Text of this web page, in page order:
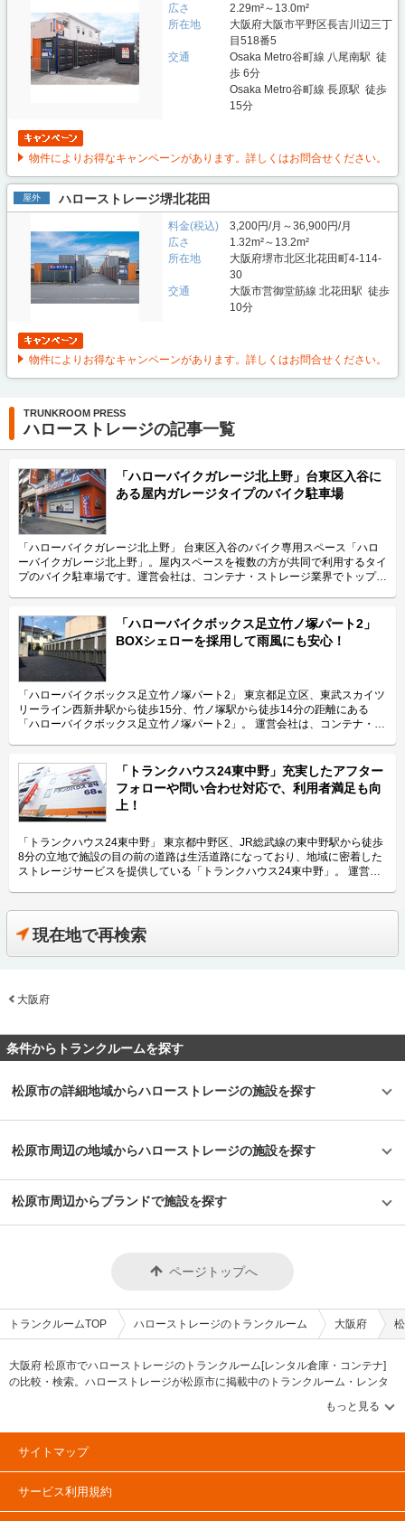
広さ
2.29m²～13.0m²
所在地
大阪府大阪市平野区長吉川辺三丁
目518番5
交通
Osaka Metro谷町線 八尾南駅 徒
歩 6分
Osaka Metro谷町線 長原駅 徒歩
15分
物件によりお得なキャンペーンがあります。詳しくはお問合せください。
屋外 ハローストレージ堺北花田
料金(税込)
3,200円/月～36,900円/月
広さ
1.32m²～13.2m²
所在地
大阪府堺市北区北花田町4-114-
30
交通
大阪市営御堂筋線 北花田駅 徒歩
10分
物件によりお得なキャンペーンがあります。詳しくはお問合せください。
TRUNKROOM PRESS
ハローストレージの記事一覧
「ハローバイクガレージ北上野」台東区入谷に
ある屋内ガレージタイプのバイク駐車場
「ハローバイクガレージ北上野」 台東区入谷のバイク専用スペース「ハロ
ーバイクガレージ北上野」。屋内スペースを複数の方が共同で利用するタイ
プのバイク駐車場です。運営会社は、コンテナ・ストレージ業界でトップレ
ジ北上野」の特長や利用用途などをご紹介致します。 「ハローバイクガレ
ージ北上野」の特長を教えてください。 東京メトロ日比谷線の入谷駅から
徒歩4分、JR山手線の鶯谷駅から徒歩10分の場所に位置する「ハローバイク
ガレージ北上野」。駅近なバイク駐車スペースであり、24時間365日ご利用
頂けます。広さ2.25帖・幅130cm・奥行き270cmのスペースをご用意して
おり、大型バイクの駐車にも対応可能です。また、屋内型トランクルーム
「ハローストレージ北上野」と隣接していてパーツやメンテナンス用品の収
納にご利用頂けます。ツーリングにお出掛する際にも大変便利です。 主に
上野」は鶯谷や上野、稲荷町、田原町などからもアクセス良好なバイク専用
施設なので、近隣エリアのライダーから人気があります。大きめの駐車スペ
ースのため、アメリカンクルーザー、レーサー・スポーツタイプ、ビッグス
クーターなど、高級車や大型車の保管にもご利用頂いております。 セキュ
リティや安全面について教えてください。 「ハローバイクガレージ北上
野」は屋内タイプで雨風を防ぐことができ、また、電動シャッターや防犯カ
メラなどを設置しているためセキュリテイ面もしっかりしているので、盗難
やイタズラから愛車を守りたい、大切なバイクを雨風で汚したくない方にお
すすめです。 費用や契約について教えてください。 月額17,400円（税込）
の価格でバイク1台を駐車できます。施設の詳細な仕様については事前内覧
をおすすめ致します。ご契約の前に駐車スペースや立地など確認頂けます。
契約時はバイクのメーカー・車種・ナンバーを確認していますが、これから
バイクを購入する方はお問い合わせの際にお知らせください。時期によって
のある施設のため、人気がある。満車になることも多いため、気になった方
にはじめた駐車場タイプのバイクパーキングは当初ここまでの拡大を予想し
ていなかったとのことだが、順調に拡大を続け、現在、都内を中心に1,000
ある「ハローバイクガレージ北上野」は、誰もが安心して利用できる施設な
ので、愛車を守りたい近隣エリアの方は要チェックなスポットではないかと
「ハローバイクボックス足立竹ノ塚パート2」
BOXシェローを採用して雨風にも安心！
「ハローバイクボックス足立竹ノ塚パート2」 東京都足立区、東武スカイツ
リーライン西新井駅から徒歩15分、竹ノ塚駅から徒歩14分の距離にある
「ハローバイクボックス足立竹ノ塚パート2」。 運営会社は、コンテナ・ス
いる「ハローバイクボックス足立竹ノ塚パート2」の特長や利用用途などを
ご紹介致します。 「ハローバイクボックス足立竹ノ塚パート2」の特長を教
えてください。 ボックスタイプの「ハローバイクボックス足立竹ノ塚パー
ト2」は、国道4号線から車でアクセスしやすい立地にある施設です。 広さ2
帖・幅110cm・奥行き252cm・高さ197cmのバイクボックスが17室ご用意
しており、24時間365日自由にご利用頂けます。 エリアリンク株式会社の
「ハローバイクボックス」は全国のライダー様から愛されているBOXシェ
ローを採用した施設のため、風雨による汚れや浸食に強いのが特長です。幅
可能です。パーツやメンテナンス用品も収納できるのでとても便利です。
主にどんな方がご利用されているのでしょうか？ 東武伊勢崎線やつくばエ
クスプレス線が通る足立区内にお住いのライダーの方を中心にご利用頂いて
おります。主にアメリカンクルーザーやビッグスクーター、レーサー・スポ
ート2」はBOXシェローを採用した施設のため屋外タイプのバイクパーキン
する必要がありません。セキュリティ面としてバイクボックスの扉に南京錠
をつけており、安心してバイクを保管できる収納スペースです。また、施設
環境です。 費用や契約について教えてください。 月額11,300円（税込）の
価格でバイクボックスをご利用頂けます。「ハローバイクボックス足立竹ノ
います。これからバイクを購入する方はお問い合わせの際にお知らせくださ
い。時期によっては月額使用料や事務手数料がお得になるキャンペーンも実
用スペースを管理しているエリアリンク株式会社。2016年頃、西東京エリ
マザーズ上場企業が運営しているバイク専用のスペースなので、安心して利
「トランクハウス24東中野」充実したアフター
フォローや問い合わせ対応で、利用者満足も向
上！
「トランクハウス24東中野」 東京都中野区、JR総武線の東中野駅から徒歩
8分の立地で施設の目の前の道路は生活道路になっており、地域に密着した
ストレージサービスを提供している「トランクハウス24東中野」。 運営会
収納用スペース「ハローストレージ」は、屋外型と屋内型合わせて約6万人
に利用されています。 今回は、エリアリンク株式会社が運営している「ト
ランクハウス24東中野」の特徴や利用用途の傾向、会社の想いなどをご紹
介します。 トランクハウス24東中野の特徴を教えてください。 2018年12
きいサイズまで展開しています。24時間365日利用でき、セキュリティも空
んな方がご利用されているのでしょうか？ お客様は店舗から1.5キロ圏内に
お住いの方がほとんどです。他社であれば3キロ圏内程か車で移動する場所
面しているため地域に密着した運営ができています（ご自宅から車で荷物を
他、都心の店舗は一人暮らしの若い方や女性、法人企業にも利用いただいて
かった」という声も多く、衣類や本などの趣味や生活用品を自宅以外の押入
れに入れておく感覚で中長期的に利用されている傾向があります。 セキュ
ビができないように温度調整が必要で、その鍵を握るのが、各階に数点設置
ことはもちろん、小さなトラブルでも問い合わせれば、自社の物件管理部隊
リを使って施設のエントランスキーを解錠でき、スタッフの立会いがなくて
もスムーズに内覧できます。また、Webやスマホのみでも契約申し込みが
わせください。 編集後記 誰もが知っているキャラクター「キティちゃん」
がビル正面に大きく貼られているトランクハウス24。インパクトがありな
開始した新しいトランクルームのサービスだが、そのはじめたきっかけをお
という声が返ってきた。もともと同社は屋外のコンテナ型トランクルームで
国内トップシェアを誇る企業だが、郊外にあることも多く、車を利用して自
イメージも安心のセキュリティやクリーンで清潔な部屋といった機能面でも
現在地で再検索
大阪府
条件からトランクルームを探す
松原市の詳細地域からハローストレージの施設を探す
松原市周辺の地域からハローストレージの施設を探す
松原市周辺からブランドで施設を探す
ページトップへ
トランクルームTOP ハローストレージのトランクルーム 大阪府
大阪府 松原市でハローストレージのトランクルーム[レンタル倉庫・コンテナ]
の比較・検索。ハローストレージが松原市に掲載中のトランクルーム・レンタ
広さ・料金[賃料]・セキュリティ・空調完備・24時間出し入れ可能などの希望条
件で絞込み！豊富な物件数から様々な方法でご希望の収納スペースを簡単に探
せるトランクルーム情報サイトです。ハローストレージで気になるトランクル
サイトマップ
サービス利用規約